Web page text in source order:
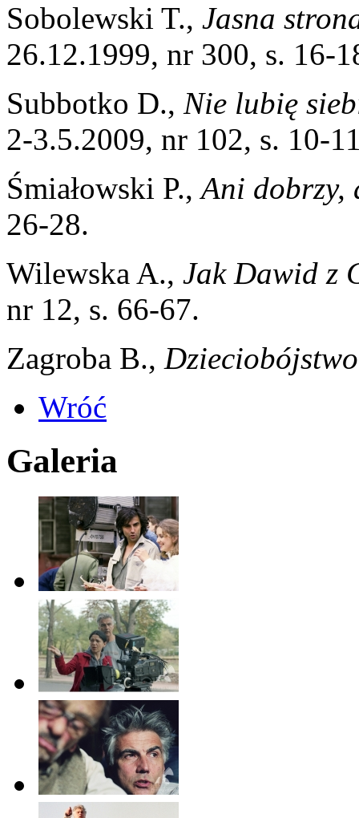
Sobolewski T., Jasna
26.12.1999, nr 300, s. 16-
Subbotko D., Nie lubię
2-3.5.2009, nr 102, s. 10-
Śmiałowski P.,Ani dobrzy,
26-28.
Wilewska A., Jak Dawid z
nr 12, s. 66-67.
Zagroba B., Dzieciobójstwo
Wróć
Galeria